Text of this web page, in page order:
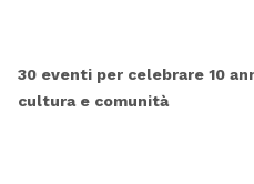
30 eventi per celebrare 10
cultura e comunità